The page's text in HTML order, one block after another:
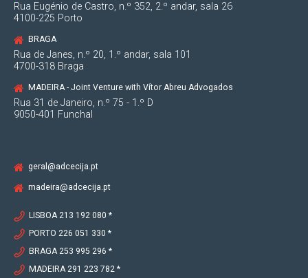
Rua Eugénio de Castro, n.º 352, 2.º andar, sala 26
4100-225 Porto
BRAGA
Rua de Janes, n.º 20, 1.º andar, sala 101
4700-318 Braga
MADEIRA - Joint Venture with Vítor Abreu Advogados
Rua 31 de Janeiro, n.º 75 - 1.º D
9050-401 Funchal
geral@adcecija.pt
madeira@adcecija.pt
LISBOA 213 192 080 *
PORTO 226 051 330 *
BRAGA 253 995 296 *
MADEIRA 291 223 782 *